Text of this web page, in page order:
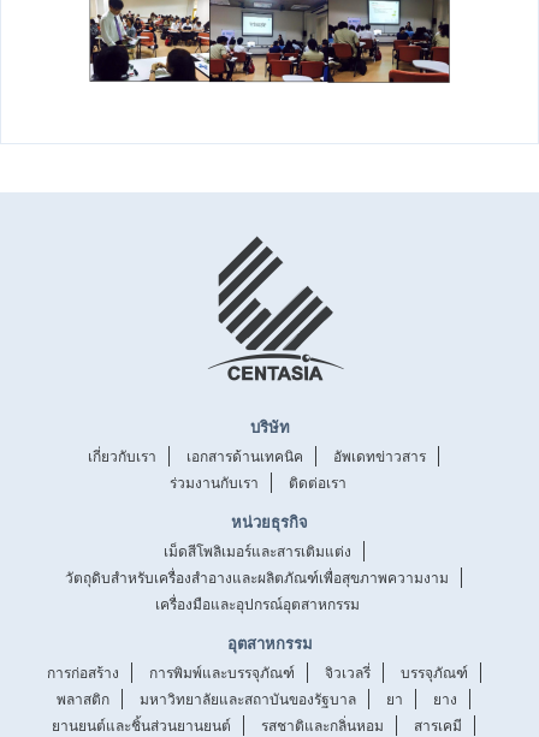
บริษัท
เกี่ยวกับเรา เอกสารด้านเทคนิค
อัพเดทข่าวสาร
ร่วมงานกับเรา
ติดต่อเรา
หน่วยธุรกิจ
เม็ดสีโพลิเมอร์และสารเติมแต่ง
วัตถุดิบสำหรับเครื่องสำอางและผลิตภัณฑ์เพื่อสุขภาพความงาม
เครื่องมือและอุปกรณ์อุตสาหกรรม
อุตสาหกรรม
การก่อสร้าง การพิมพ์และบรรจุภัณฑ์ จิวเวลรี่
บรรจุภัณฑ์
พลาสติก
มหาวิทยาลัยและสถาบันของรัฐบาล ยา
ยาง
ยานยนต์และชิ้นส่วนยานยนต์
รสชาติและกลิ่นหอม
สารเคมี